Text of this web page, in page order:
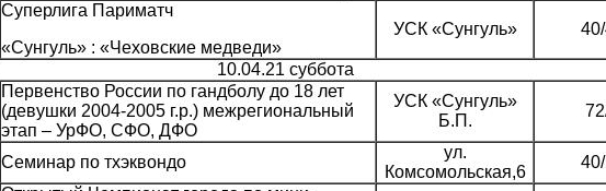
Суперлига Париматч
«Сунгуль» : «Чеховские медведи»
УСК «Сунгуль»
10.04.21 суббота
Первенство России по гандболу до 18 лет
(девушки 2004-2005 г.р.) межрегиональный
этап – УрФО, СФО, ДФО
УСК «Сунгуль»
Б.П.
Семинар по тхэквондо
ул.
Комсомольская,6